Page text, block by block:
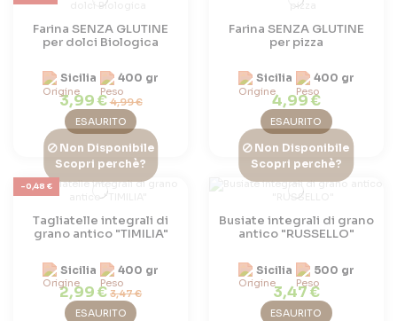
Farina SENZA GLUTINE
per dolci Biologica
Sicilia 400 gr
3,99 €4,99 €
ESAURITO
Farina SENZA GLUTINE
per pizza
Sicilia 400 gr
4,99 €
ESAURITO
-0,48 €
Non Disponibile
Scopri perchè?
Tagliatelle integrali di
grano antico "TIMILIA"
Sicilia 400 gr
2,99 €3,47 €
ESAURITO
Non Disponibile
Scopri perchè?
Busiate integrali di grano
antico "RUSSELLO"
Sicilia 500 gr
3,47 €
ESAURITO